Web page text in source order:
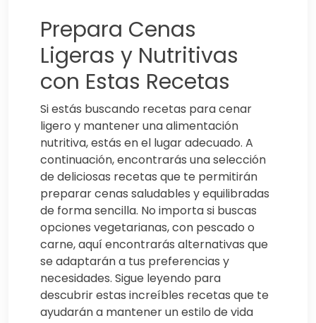
Prepara Cenas
Ligeras y Nutritivas
con Estas Recetas
Si estás buscando recetas para cenar
ligero y mantener una alimentación
nutritiva, estás en el lugar adecuado. A
continuación, encontrarás una selección
de deliciosas recetas que te permitirán
preparar cenas saludables y equilibradas
de forma sencilla. No importa si buscas
opciones vegetarianas, con pescado o
carne, aquí encontrarás alternativas que
se adaptarán a tus preferencias y
necesidades. Sigue leyendo para
descubrir estas increíbles recetas que te
ayudarán a mantener un estilo de vida